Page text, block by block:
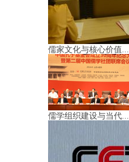
儒家文化与核心价值...
儒学组织建设与当代...